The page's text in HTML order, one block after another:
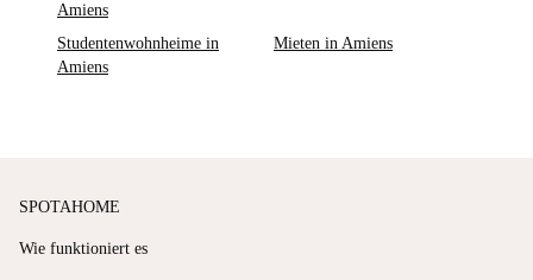
Amiens
Studentenwohnheime in
Amiens
Mieten in Amiens
SPOTAHOME
Wie funktioniert es